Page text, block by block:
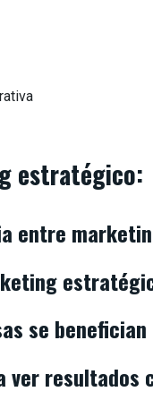
estratégico:
entre
se
ver